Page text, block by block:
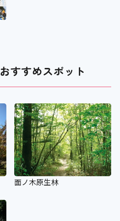
おすすめスポット
面ノ木原生林